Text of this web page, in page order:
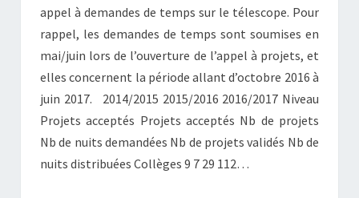
appel à demandes de temps sur le télescope. Pour
rappel, les demandes de temps sont soumises en
mai/juin lors de l’ouverture de l’appel à projets, et
elles concernent la période allant d’octobre 2016 à
juin 2017. 2014/2015 2015/2016 2016/2017 Niveau
Projets acceptés Projets acceptés Nb de projets
Nb de nuits demandées Nb de projets validés Nb de
nuits distribuées Collèges 9 7 29 112…